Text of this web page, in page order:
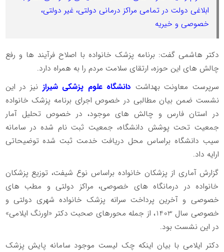
ابلاغی دولت در تمامی مراکز درمانی دولتی، غیر دولتی،
خصوصی و خیریه
دکتر هاشمی گفت: برنامه پزشک خانواده با اصلاح فرآیند ها و رفع
چالش های این حوزه، ارتقای سلامت مردم را به همراه دارد.
سرپرست معاونت بهداشت دانشگاه علوم پزشکی شیراز نیز در این
نشست ضمن بیان مطالبی در خصوص اجرای برنامه پزشک خانواده
در استان فارس و چالش های موجود، در خصوص تحلیل آمار
جمعیت تحت پوشش دانشگاه، جمعیت ثبت نام شده در سامانه
سیب دانشگاه براساس محل دریافت خدمت ثبت شده توضیحاتی
ارایه داد.
گزارش آماری از پزشکان خانواده براساس نوع شیفت، توزیع پزشکان
خانواده در درمانگاه های خصوصی، مراکز دولتی و مطب های
خصوصی و آخرین پرداخت سرانه پزشک خانواده شهری دولتی و
خصوصی سال 1403، از جمله محورهای صحبت دکتر «اورنگ ایلامی»
در این نشست بود.
دکتر ایلامی با بیان اینکه چک لیست موجود سامانه پایش پزشک